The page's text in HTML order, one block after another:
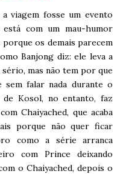
viagem fosse um evento
com um mau-humor
os demais parecem
Banjong diz: ele leva a
mas não tem por que
sem falar nada durante o
Kosol, no entanto, faz
Chaiyached, que acaba
porque não quer ficar
como a série arranca
com Prince deixando
o Chaiyached, depois o